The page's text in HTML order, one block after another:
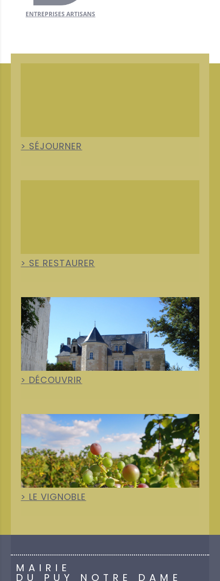
ENTREPRISES ARTISANS
SÉJOURNER
SE RESTAURER
DÉCOUVRIR
+
LE VIGNOBLE
+
MAIRIE
DU PUY NOTRE DAME